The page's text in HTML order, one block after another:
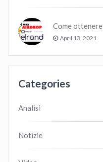
April 13, 2021
Categories
Analisi
Notizie